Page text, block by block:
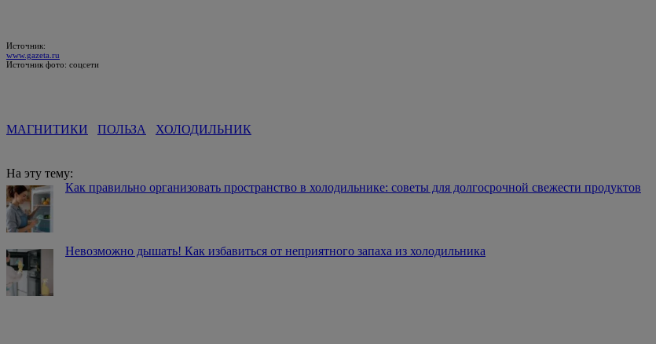
Источник:
www.gazeta.ru
Источник фото: соцсети
МАГНИТИКИ ПОЛЬЗА ХОЛОДИЛЬНИК
На эту тему:
Как правильно организовать пространство в холодильнике: советы для долгосрочной свежести продуктов
Невозможно дышать! Как избавиться от неприятного запаха из холодильника